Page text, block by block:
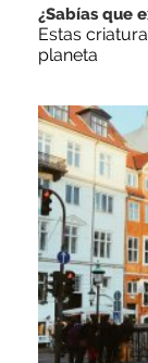
¿Sabías que
Estas
planeta